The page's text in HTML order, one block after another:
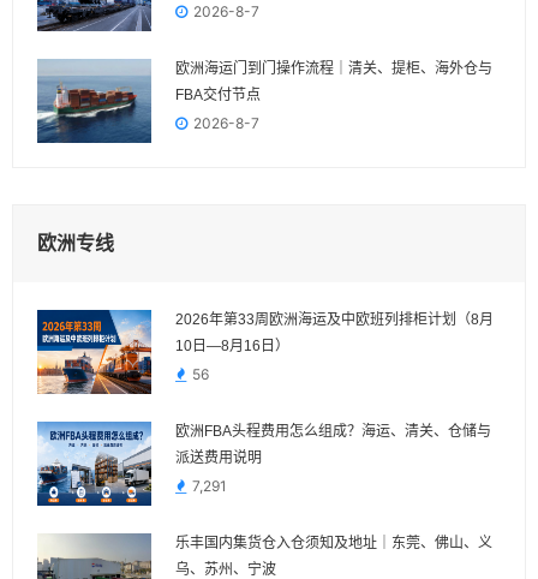
2026-8-7
欧洲海运门到门操作流程｜清关、提柜、海外仓与
FBA交付节点
2026-8-7
欧洲专线
2026年第33周欧洲海运及中欧班列排柜计划（8月
10日—8月16日）
56
欧洲FBA头程费用怎么组成？海运、清关、仓储与
派送费用说明
7,291
乐丰国内集货仓入仓须知及地址｜东莞、佛山、义
乌、苏州、宁波